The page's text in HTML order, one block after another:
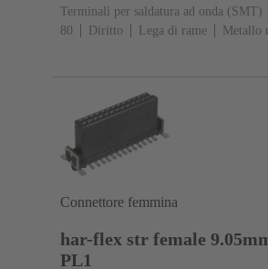
Terminali per saldatura ad onda (SMT)
80
Diritto Lega di rame
Metallo
Connettore femmina
har-flex str female
PL1